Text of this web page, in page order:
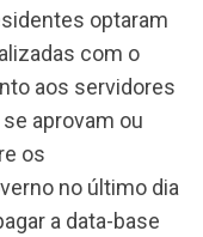
optaram
com o
aos servidores
aprovam ou
os
no último dia
a data-base